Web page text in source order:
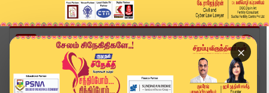
×
Home
வீடியோ ஸ்டோரி